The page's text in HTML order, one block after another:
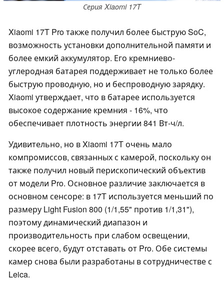
Серия Xiaomi 17T
Xiaomi 17T Pro также получил более быструю SoC,
возможность установки дополнительной памяти и
более емкий аккумулятор. Его кремниево-
углеродная батарея поддерживает не только более
быструю проводную, но и беспроводную зарядку.
Xiaomi утверждает, что в батарее используется
высокое содержание кремния - 16%, что
обеспечивает плотность энергии 841 Вт-ч/л.
Удивительно, но в Xiaomi 17T очень мало
компромиссов, связанных с камерой, поскольку он
также получил новый перископический объектив
от модели Pro. Основное различие заключается в
основном сенсоре: в 17T используется меньший по
размеру Light Fusion 800 (1/1,55" против 1/1,31"),
поэтому динамический диапазон и
производительность при слабом освещении,
скорее всего, будут отставать от Pro. Обе системы
камер снова были разработаны в сотрудничестве с
Leica.